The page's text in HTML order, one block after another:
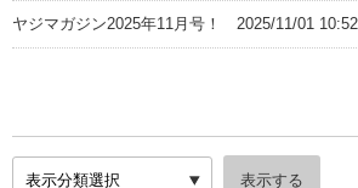
ヤジマガジン2025年11月号！ 2025/11/01 10:52